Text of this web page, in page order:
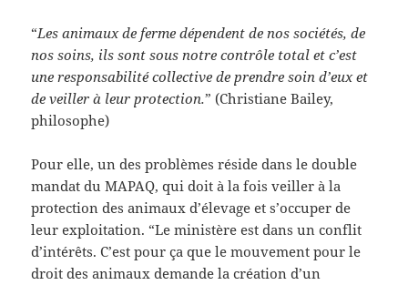
“Les animaux de ferme dépendent de nos sociétés, de
nos soins, ils sont sous notre contrôle total et c’est
une responsabilité collective de prendre soin d’eux et
de veiller à leur protection.” (Christiane Bailey,
philosophe)
Pour elle, un des problèmes réside dans le double
mandat du MAPAQ, qui doit à la fois veiller à la
protection des animaux d’élevage et s’occuper de
leur exploitation. “Le ministère est dans un conflit
d’intérêts. C’est pour ça que le mouvement pour le
droit des animaux demande la création d’un